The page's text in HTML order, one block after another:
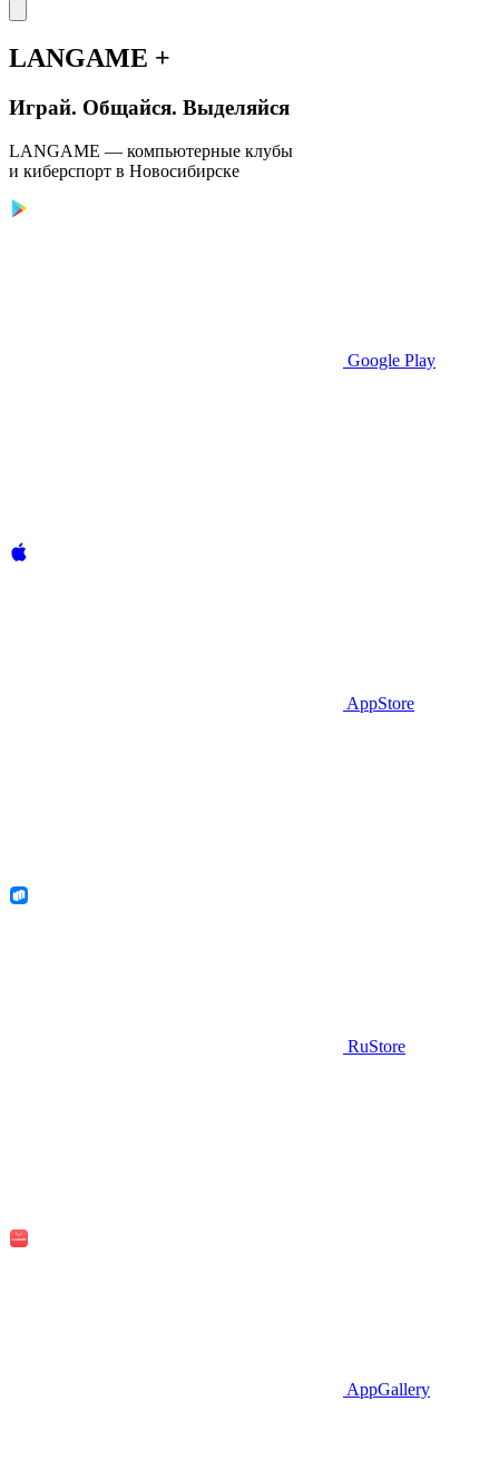
LANGAME +
Играй. Общайся. Выделяйся
LANGAME — компьютерные клубы
и киберспорт в Новосибирске
Google Play
AppStore
RuStore
AppGallery